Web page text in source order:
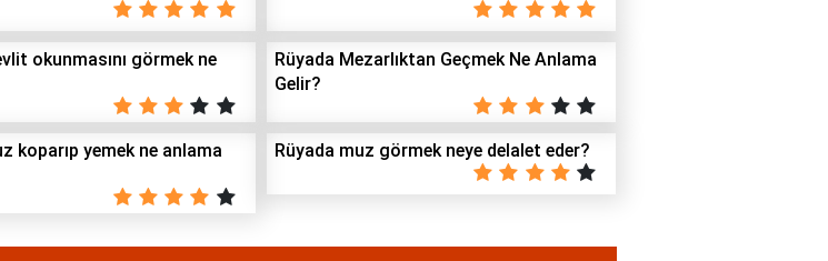
okunmasını görmek ne
Rüyada Mezarlıktan Geçmek Ne Anlama
Gelir?
koparıp yemek ne anlama
Rüyada muz görmek neye delalet eder?